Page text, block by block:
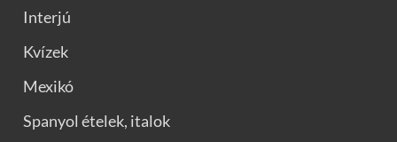
Interjú
Kvízek
Mexikó
Spanyol ételek, italok